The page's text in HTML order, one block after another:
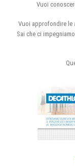
Vuoi
Vuoi approfondire le
Sai che ci